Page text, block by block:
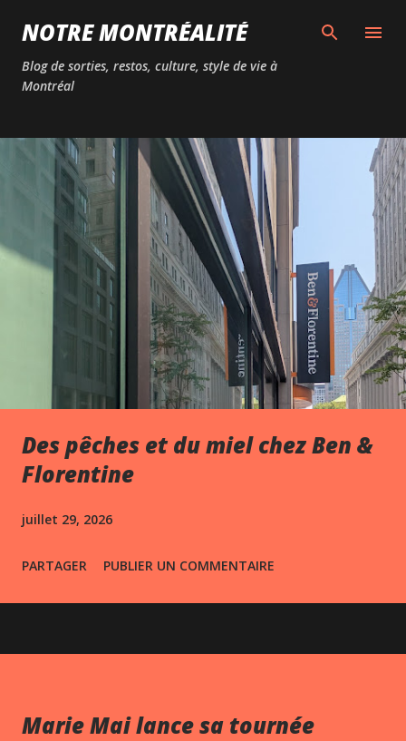
Passer au contenu principal
NOTRE MONTRÉALITÉ
Blog de sorties, restos, culture, style de vie à
Montréal
Des pêches et du miel chez Ben &
Florentine
juillet 29, 2026
PARTAGER PUBLIER UN COMMENTAIRE
Marie Mai lance sa tournée